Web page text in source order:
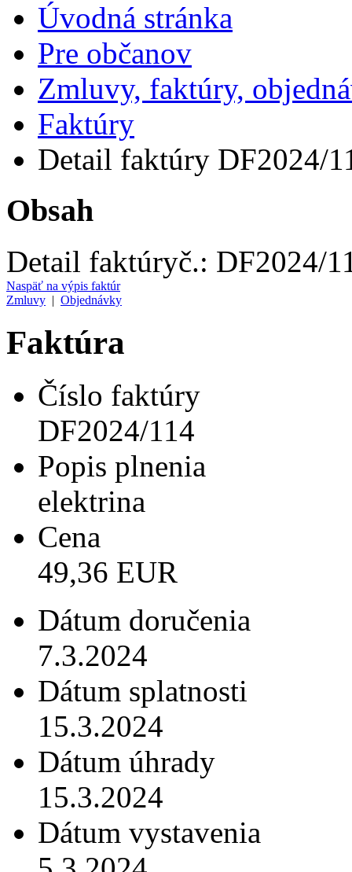
Úvodná stránka
Pre občanov
Zmluvy, faktúry,
Faktúry
Detail faktúry DF2024/
Obsah
Detail faktúryč.: DF2024/
Naspäť na výpis faktúr
Zmluvy | Objednávky
Faktúra
Číslo faktúry
DF2024/114
Popis plnenia
elektrina
Cena
49,36 EUR
Dátum doručenia
7.3.2024
Dátum splatnosti
15.3.2024
Dátum úhrady
15.3.2024
Dátum vystavenia